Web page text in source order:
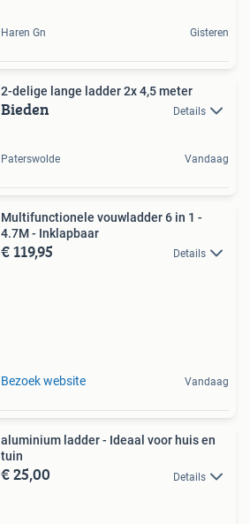
Haren Gn Gisteren
2-delige lange ladder 2x 4,5 meter
Bieden Details
Paterswolde Vandaag
Multifunctionele vouwladder 6 in 1 -
4.7M - Inklapbaar
€ 119,95 Details
Bezoek website Vandaag
aluminium ladder - Ideaal voor huis en
tuin
€ 25,00 Details